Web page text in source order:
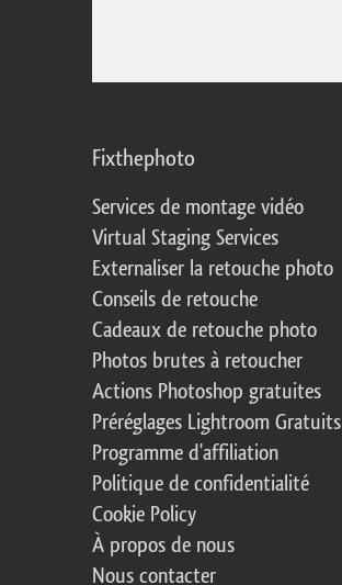
Fixthephoto
Services de montage vidéo
Virtual Staging Services
Externaliser la retouche photo
Conseils de retouche
Cadeaux de retouche photo
Photos brutes à retoucher
Actions Photoshop gratuites
Préréglages Lightroom Gratuits
Programme d'affiliation
Politique de confidentialité
Cookie Policy
À propos de nous
Nous contacter